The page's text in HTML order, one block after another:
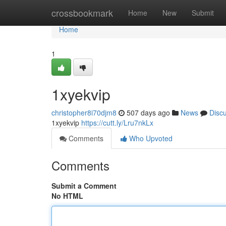
crossbookmark Home New Submit
Home
Home
1
1xyekvip
christopher8i70djm8 507 days ago News
1xyekvip https://cutt.ly/Lru7nkLx
Comments
Who Upvoted
Comments
Submit a Comment
No HTML